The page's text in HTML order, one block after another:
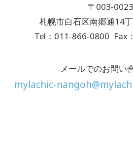
〒003-0023
札幌市白石区南郷通14
Tel：011-866-0800 Fax
メールでのお問い
mylachic-